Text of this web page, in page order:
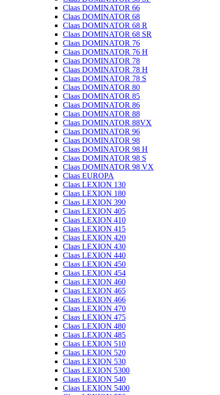
Claas DOMINATOR 66
Claas DOMINATOR 68
Claas DOMINATOR 68 R
Claas DOMINATOR 68 SR
Claas DOMINATOR 76
Claas DOMINATOR 76 H
Claas DOMINATOR 78
Claas DOMINATOR 78 H
Claas DOMINATOR 78 S
Claas DOMINATOR 80
Claas DOMINATOR 85
Claas DOMINATOR 86
Claas DOMINATOR 88
Claas DOMINATOR 88VX
Claas DOMINATOR 96
Claas DOMINATOR 98
Claas DOMINATOR 98 H
Claas DOMINATOR 98 S
Claas DOMINATOR 98 VX
Claas EUROPA
Claas LEXION 130
Claas LEXION 180
Claas LEXION 390
Claas LEXION 405
Claas LEXION 410
Claas LEXION 415
Claas LEXION 420
Claas LEXION 430
Claas LEXION 440
Claas LEXION 450
Claas LEXION 454
Claas LEXION 460
Claas LEXION 465
Claas LEXION 466
Claas LEXION 470
Claas LEXION 475
Claas LEXION 480
Claas LEXION 485
Claas LEXION 510
Claas LEXION 520
Claas LEXION 530
Claas LEXION 5300
Claas LEXION 540
Claas LEXION 5400